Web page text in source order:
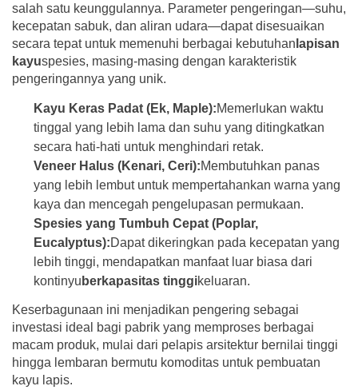
salah satu keunggulannya. Parameter pengeringan—suhu,
kecepatan sabuk, dan aliran udara—dapat disesuaikan
secara tepat untuk memenuhi berbagai kebutuhan lapisan
kayuspesies, masing-masing dengan karakteristik
pengeringannya yang unik.
Kayu Keras Padat (Ek, Maple):Memerlukan waktu
tinggal yang lebih lama dan suhu yang ditingkatkan
secara hati-hati untuk menghindari retak.
Veneer Halus (Kenari, Ceri):Membutuhkan panas
yang lebih lembut untuk mempertahankan warna yang
kaya dan mencegah pengelupasan permukaan.
Spesies yang Tumbuh Cepat (Poplar,
Eucalyptus):Dapat dikeringkan pada kecepatan yang
lebih tinggi, mendapatkan manfaat luar biasa dari
kontinyu berkapasitas tinggikeluaran.
Keserbagunaan ini menjadikan pengering sebagai
investasi ideal bagi pabrik yang memproses berbagai
macam produk, mulai dari pelapis arsitektur bernilai tinggi
hingga lembaran bermutu komoditas untuk pembuatan
kayu lapis.